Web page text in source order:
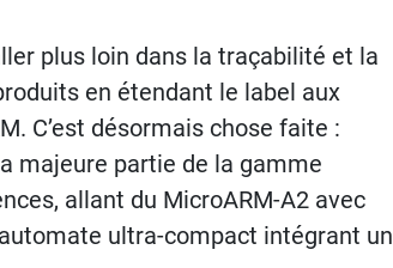
plus loin dans la traçabilité et la
en étendant le label aux
C’est désormais chose faite :
majeure partie de la gamme
allant du MicroARM-A2 avec
ultra-compact intégrant un